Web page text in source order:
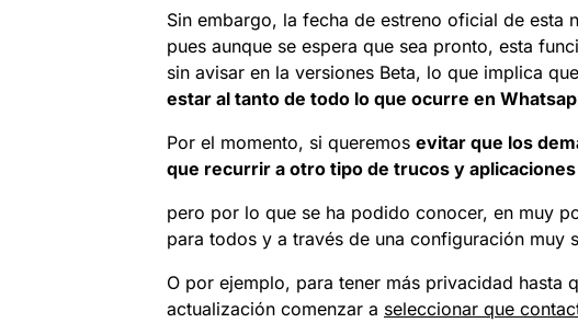
Sin embargo, la fecha de estreno oficial de esta
pues aunque se espera que sea pronto, esta
sin avisar en la versiones Beta, lo que implica
estar al tanto de todo lo que ocurre en
Por el momento, si queremos evitar que los
que recurrir a otro tipo de trucos y
pero por lo que se ha podido conocer, en muy
para todos y a través de una configuración muy
O por ejemplo, para tener más privacidad hasta
actualización comenzar a seleccionar que